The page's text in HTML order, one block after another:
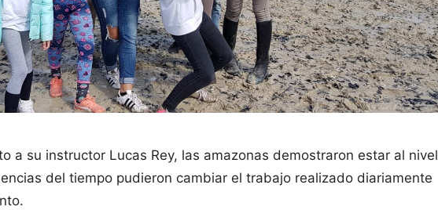
a su instructor Lucas Rey, las amazonas demostraron estar al nivel
del tiempo pudieron cambiar el trabajo realizado diariamente